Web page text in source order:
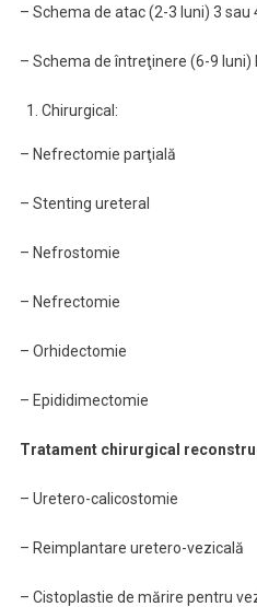
– Schema de atac (2-3 luni) 3
– Schema de întreţinere (6-9 luni)
Chirurgical:
– Nefrectomie parţială
– Stenting ureteral
– Nefrostomie
– Nefrectomie
– Orhidectomie
– Epididimectomie
Tratament chirurgical
– Uretero-calicostomie
– Reimplantare uretero-vezicală
– Cistoplastie de mărire pentru